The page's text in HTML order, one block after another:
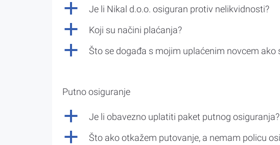
a Je li Nikal d.o.o. osiguran protiv nelikvidnosti?
a Koji su načini plaćanja?
a Što se događa s mojim uplaćenim novcem ako
Putno osiguranje
a Je li obavezno uplatiti paket putnog osiguranja?
a Što ako otkažem putovanje, a nemam policu